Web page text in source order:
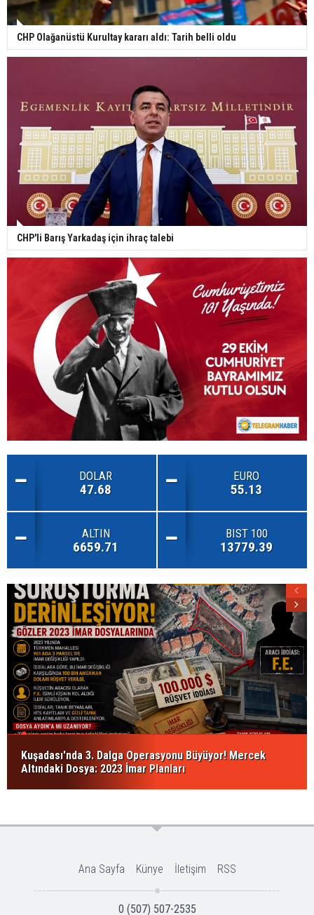
CHP Olağanüstü Kurultay kararı aldı: Tarih belli oldu
CHP'li Barış Yarkadaş için ihraç talebi
DOLAR
47.68
EURO
55.13
ALTIN
6659.71
BIST 100
13779.39
Kuşadası'nda 3. Dalga Operasyonu Büyüyor! Mercek
Altındaki Dosya: 2023 İmar Planları
Ana Sayfa Künye İletişim RSS
0 (507) 507-2535